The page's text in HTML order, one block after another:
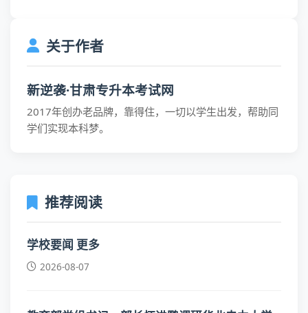
关于作者
新逆袭·甘肃专升本考试网
2017年创办老品牌，靠得住，一切以学生出发，帮助同
学们实现本科梦。
推荐阅读
学校要闻 更多
2026-08-07